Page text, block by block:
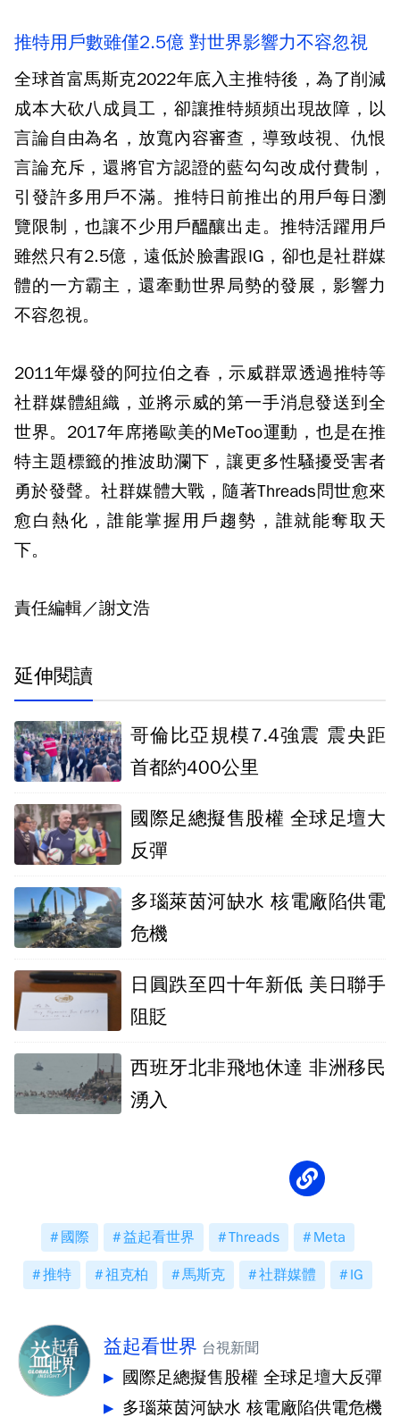
推特用戶數雖僅2.5億 對世界影響力不容忽視
全球首富馬斯克2022年底入主推特後，為了削減
成本大砍八成員工，卻讓推特頻頻出現故障，以
言論自由為名，放寬內容審查，導致歧視、仇恨
言論充斥，還將官方認證的藍勾勾改成付費制，
引發許多用戶不滿。推特日前推出的用戶每日瀏
覽限制，也讓不少用戶醞釀出走。推特活躍用戶
雖然只有2.5億，遠低於臉書跟IG，卻也是社群媒
體的一方霸主，還牽動世界局勢的發展，影響力
不容忽視。
2011年爆發的阿拉伯之春，示威群眾透過推特等
社群媒體組織，並將示威的第一手消息發送到全
世界。2017年席捲歐美的MeToo運動，也是在推
特主題標籤的推波助瀾下，讓更多性騷擾受害者
勇於發聲。社群媒體大戰，隨著Threads問世愈來
愈白熱化，誰能掌握用戶趨勢，誰就能奪取天
下。
責任編輯／謝文浩
延伸閱讀
哥倫比亞規模7.4強震 震央距
首都約400公里
國際足總擬售股權 全球足壇大
反彈
多瑙萊茵河缺水 核電廠陷供電
危機
日圓跌至四十年新低 美日聯手
阻貶
西班牙北非飛地休達 非洲移民
湧入
國際 益起看世界 Threads Meta
推特 祖克柏 馬斯克 社群媒體 IG
益起看世界 台視新聞
國際足總擬售股權 全球足壇大反彈
多瑙萊茵河缺水 核電廠陷供電危機